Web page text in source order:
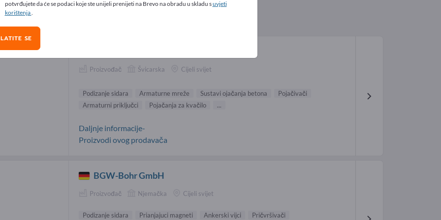
sidara Dobavljači (5)
Proizvođač Švicarska Cijeli svijet
Podizanje sidara Armaturne mreže Sustavi ojačanja betona
Pojačivači
Armaturni priključci
Pojačanja za kvačilo ...
Daljnje informacije-
Proizvodi ovog prodavača
BGW-Bohr GmbH
Proizvođač Njemačka Cijeli svijet
Podizanje sidara Prianjajuci magneti Ankerski vijci
Pričvršivači
potvrđujete da će se podaci koje ste unijeli prenijeti na Brevo na obradu u skladu suvjeti
korištenja.
SE